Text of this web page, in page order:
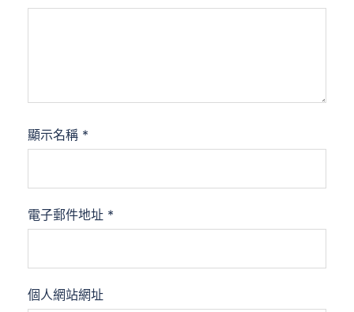
顯示名稱 *
電子郵件地址 *
個人網站網址